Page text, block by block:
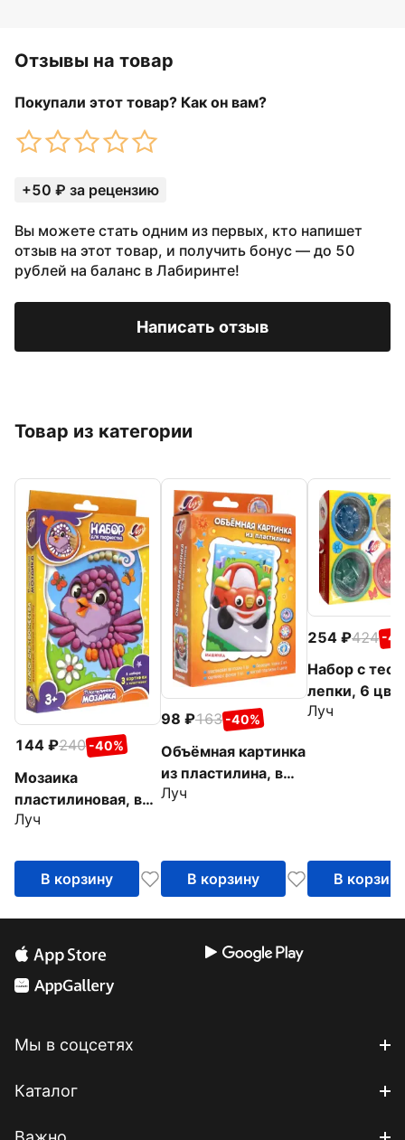
Отзывы на товар
Покупали этот товар? Как он вам?
+50 ₽ за рецензию
Вы можете стать одним из первых, кто напишет
отзыв на этот товар, и получить бонус — до 50
рублей на баланс в Лабиринте!
Написать отзыв
Товар из категории
144 240 -40%
Мозаика
пластилиновая, в
ассортименте
Луч
В корзину
98 163 -40%
Объёмная картинка
из пластилина, в
ассортименте
Луч
В корзину
254 424 -
Набор с
лепки, 6
Луч
В корзину
Мы в соцсетях
Каталог